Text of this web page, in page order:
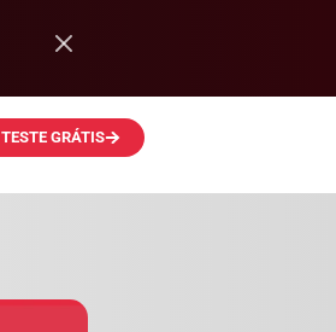
TESTE GRÁTIS